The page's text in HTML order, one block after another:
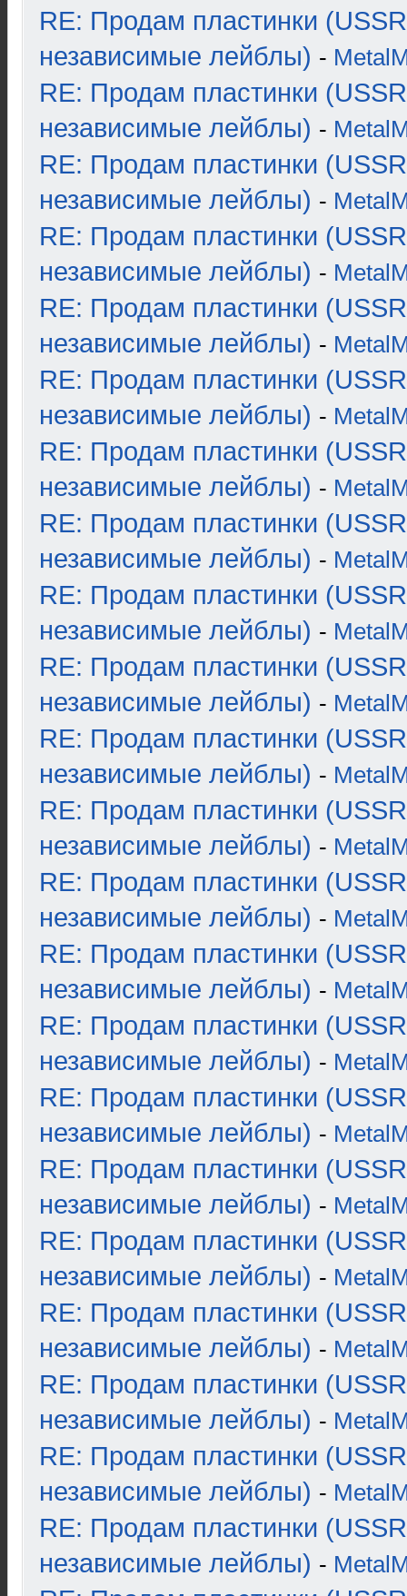
RE: Продам пластинки
независимые лейблы) -
RE: Продам пластинки
независимые лейблы) -
RE: Продам пластинки
независимые лейблы) -
RE: Продам пластинки
независимые лейблы) -
RE: Продам пластинки
независимые лейблы) -
RE: Продам пластинки
независимые лейблы) -
RE: Продам пластинки
независимые лейблы) -
RE: Продам пластинки
независимые лейблы) -
RE: Продам пластинки
независимые лейблы) -
RE: Продам пластинки
независимые лейблы) -
RE: Продам пластинки
независимые лейблы) -
RE: Продам пластинки
независимые лейблы) -
RE: Продам пластинки
независимые лейблы) -
RE: Продам пластинки
независимые лейблы) -
RE: Продам пластинки
независимые лейблы) -
RE: Продам пластинки
независимые лейблы) -
RE: Продам пластинки
независимые лейблы) -
RE: Продам пластинки
независимые лейблы) -
RE: Продам пластинки
независимые лейблы) -
RE: Продам пластинки
независимые лейблы) -
RE: Продам пластинки
независимые лейблы) -
RE: Продам пластинки
независимые лейблы) -